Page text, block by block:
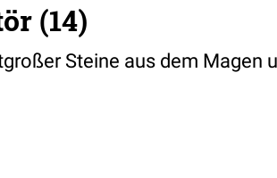
(14)
Steine aus dem Magen